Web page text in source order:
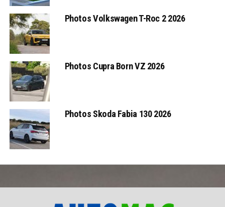
Photos Volkswagen T-Roc 2 2026
Photos Cupra Born VZ 2026
Photos Skoda Fabia 130 2026